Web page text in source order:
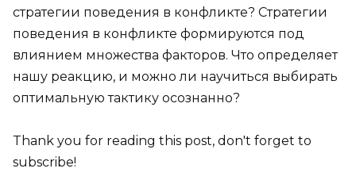
стратегии поведения в конфликте? Стратегии
поведения в конфликте формируются под
влиянием множества факторов. Что определяет
нашу реакцию, и можно ли научиться выбирать
оптимальную тактику осознанно?
Thank you for reading this post, don't forget to
subscribe!